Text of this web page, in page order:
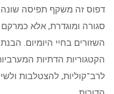
דפוס זה משקף תפיסה
סגורה ומוגדרת, אלא
השזורים בחיי היומיום.
הקטגוריות הדתיות
לרב־קוליות, להצטלבות